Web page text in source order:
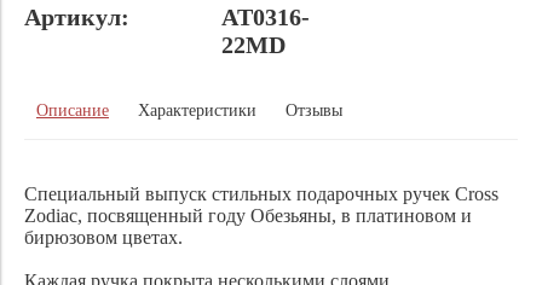
Артикул:
AT0316-
22MD
Описание Характеристики Отзывы
Специальный выпуск стильных подарочных ручек Cross
Zodiac, посвященный году Обезьяны, в платиновом и
бирюзовом цветах.
Каждая ручка покрыта несколькими слоями